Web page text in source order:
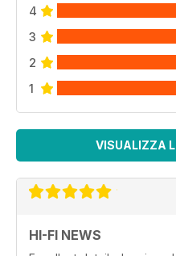
4
3
2
1
VISUALIZZA
HI-FI NEWS